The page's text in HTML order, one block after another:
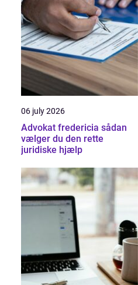
06 july 2026
Advokat fredericia sådan
vælger du den rette
juridiske hjælp